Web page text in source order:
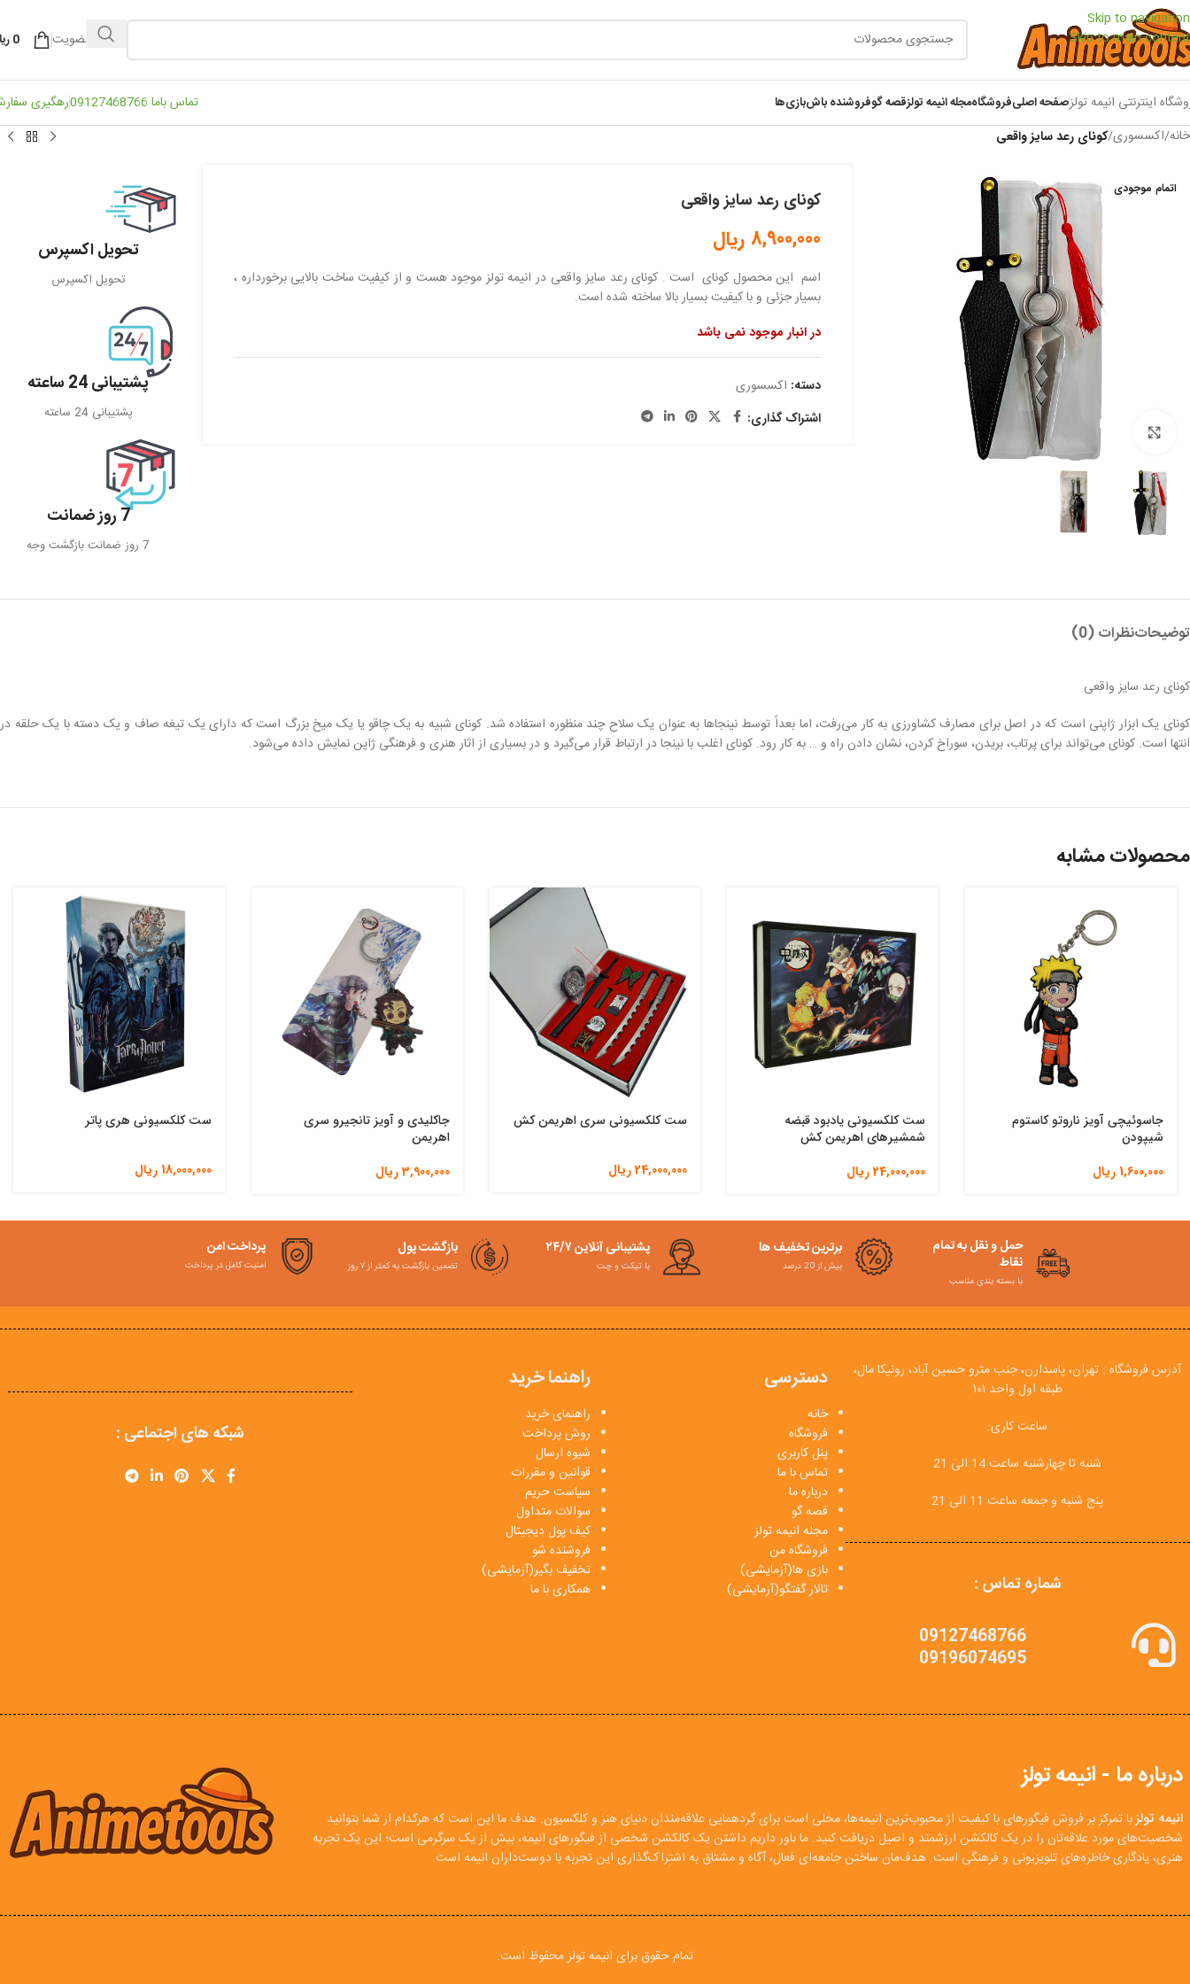
Skip to navigation
Skip to main content
ورود / عضویت 0
اینترنتی انیمه تولزصفحه اصلیفروشگاهمجله انیمه تولزقصه گوفروشنده باشبازی‌ها تماس باما 09127468766
رهگیری
خانه/اکسسوری/کونای رعد سایز واقعی
اتمام موجودی
بزرگنمایی تصویر
کونای رعد سایز واقعی
8,900,000 ریال
اسم این محصول کونای است . کونای رعد سایز واقعی در انیمه تولز موجود هست و از کیفیت ساخت بالایی برخورداره ،
بسیار جزئی و با کیفیت بسیار بالا ساخته شده است.
در انبار موجود نمی باشد
دسته: اکسسوری
اشتراک گذاری:
تحویل اکسپرس
تحویل اکسپرس
پشتیبانی 24 ساعته
پشتیبانی 24 ساعته
7 روز ضمانت
7 روز ضمانت بازگشت وجه
توضیحاتنظرات (0)
کونای رعد سایز واقعی
کونای یک ابزار ژاپنی است که در اصل برای مصارف کشاورزی به کار می‌رفت، اما بعداً توسط نینجاها به عنوان یک سلاح چند منظوره استفاده شد. کونای شبیه به یک چاقو یا یک میخ بزرگ است که دارای یک تیغه صاف و یک دسته با یک حلقه در
انتها است. کونای می‌تواند برای پرتاب، بریدن، سوراخ کردن، نشان دادن راه و … به کار رود. کونای اغلب با نینجا در ارتباط قرار می‌گیرد و در بسیاری از اثار هنری و فرهنگی ژاپن نمایش داده می‌شود.
محصولات مشابه
جاسوئیچی آویز ناروتو کاستوم
شیپودن
1,600,000 ریال
ست کلکسیونی یادبود قبضه
شمشیرهای اهریمن کش
24,000,000ریال
ست کلکسیونی سری اهریمن کش
24,000,000 ریال
جاکلیدی و آویز تانجیرو سری
اهریمن
3,900,000ریال
ست کلکسیونی هری پاتر
18,000,000 ریال
حمل و نقل به تمام
نقاط
با بسته بندی مناسب
برترین تخفیف ها
بیش از 20 درصد
پشتیبانی آنلاین ۲۴/۷
با تیکت و چت
بازگشت پول
تضمین بازگشت به کمتر از ۷ روز
پرداخت امن
امنیت کامل در پرداخت
آدرس فروشگاه : تهران، پاسدارن، جنب مترو حسین آباد، رونیکا مال،
طبقه اول واحد ۱۰۱
ساعت کاری:
شنبه تا چهارشنبه ساعت 14 الی 21
پنج شنبه و جمعه ساعت 11 الی 21
شماره تماس :
09127468766
09196074695
دسترسی
خانه
فروشگاه
پنل کاربری
تماس با ما
درباره ما
قصه گو
مجله انیمه تولز
فروشگاه من
بازی ها(آزمایشی)
تالار گفتگو(آزمایشی)
راهنما خرید
راهنمای خرید
روش پرداخت
شیوه ارسال
قوانین و مقررات
سیاست حریم
سوالات متداول
کیف پول دیجیتال
فروشنده شو
تخفیف بگیر(آزمایشی)
همکاری با ما
شبکه های اجتماعی :
درباره ما - انیمه تولز
انیمه تولزبا تمرکز بر فروش فیگورهای با کیفیت از محبوب‌ترین انیمه‌ها، محلی است برای گردهمایی علاقه‌مندان دنیای هنر و کلکسیون. هدف ما این است که هرکدام از شما بتوانید
شخصیت‌های مورد علاقه‌تان را در یک کالکشن ارزشمند و اصیل دریافت کنید. ما باور داریم داشتن یک کالکشن شخصی از فیگورهای انیمه، بیش از یک سرگرمی است؛ این یک تجربه
هنری، یادگاری خاطره‌های تلویزیونی و فرهنگی است. هدف‌مان ساختن جامعه‌ای فعال، آگاه و مشتاق به اشتراک‌گذاری این تجربه با دوست‌داران انیمه است.
تمام حقوق برای انیمه تولز محفوظ است.